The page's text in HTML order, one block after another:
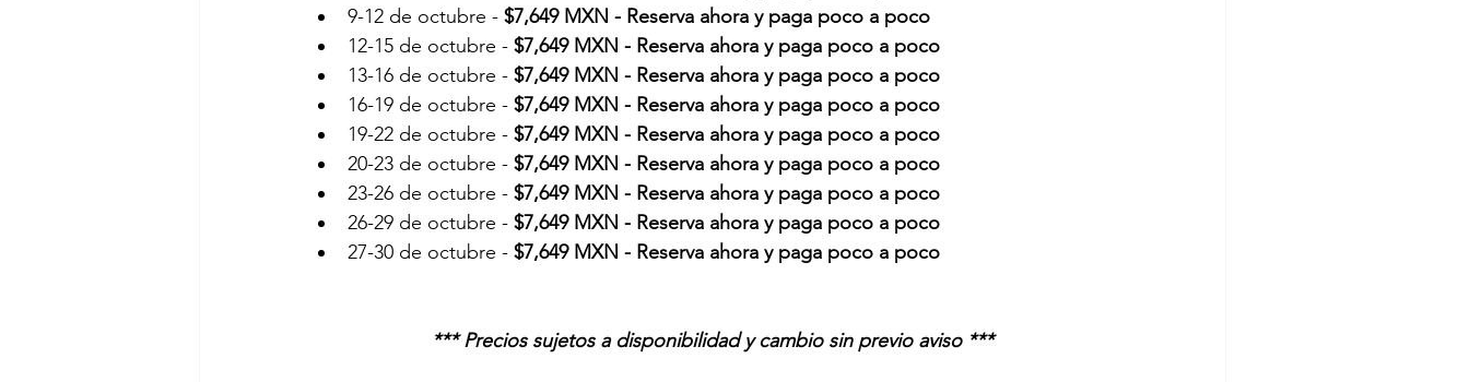
9-12 de octubre - $7,649 MXN - Reserva ahora y paga poco a poco
12-15 de octubre - $7,649 MXN - Reserva ahora y paga poco a poco
13-16 de octubre - $7,649 MXN - Reserva ahora y paga poco a poco
16-19 de octubre - $7,649 MXN - Reserva ahora y paga poco a poco
19-22 de octubre - $7,649 MXN - Reserva ahora y paga poco a poco
20-23 de octubre - $7,649 MXN - Reserva ahora y paga poco a poco
23-26 de octubre - $7,649 MXN - Reserva ahora y paga poco a poco
26-29 de octubre - $7,649 MXN - Reserva ahora y paga poco a poco
27-30 de octubre - $7,649 MXN - Reserva ahora y paga poco a poco
*** Precios sujetos a disponibilidad y cambio sin previo aviso ***